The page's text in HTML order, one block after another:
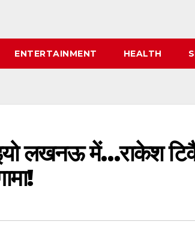
ENTERTAINMENT HEALTH
लखनऊ में…राकेश